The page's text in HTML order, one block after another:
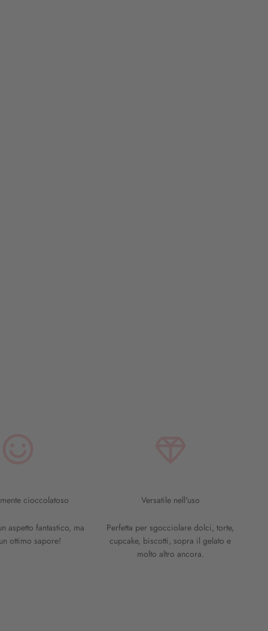
cioccolatoso
aspetto fantastico, ma
ottimo sapore!
Versatile nell'uso
Perfetta per sgocciolare dolci, torte,
cupcake, biscotti, sopra il gelato e
molto altro ancora.